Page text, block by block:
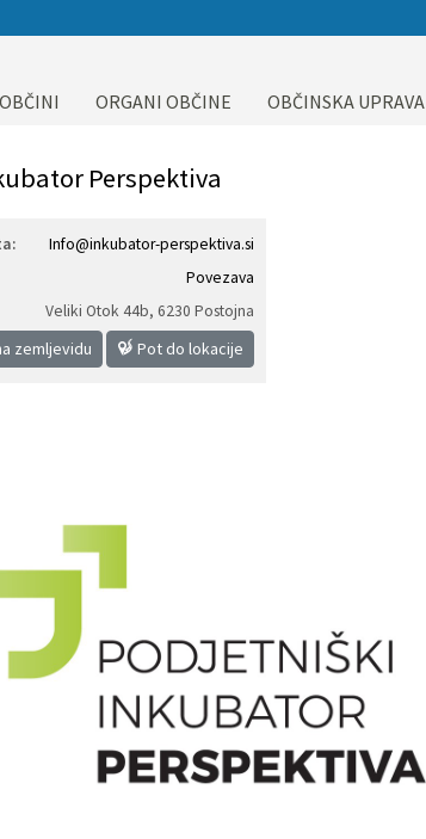
ORGANI OBČINE OBČINSKA UPRAVA
Perspektiva
Info@inkubator-perspektiva.si
Povezava
Veliki Otok 44b, 6230 Postojna
zemljevidu Pot do lokacije